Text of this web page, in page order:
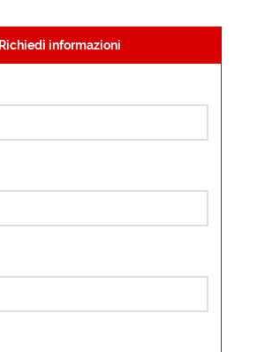
Richiedi informazioni